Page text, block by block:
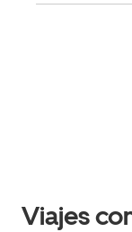
Viajes